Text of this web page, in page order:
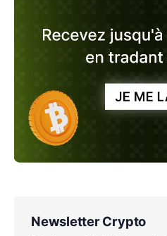
Newsletter Crypto